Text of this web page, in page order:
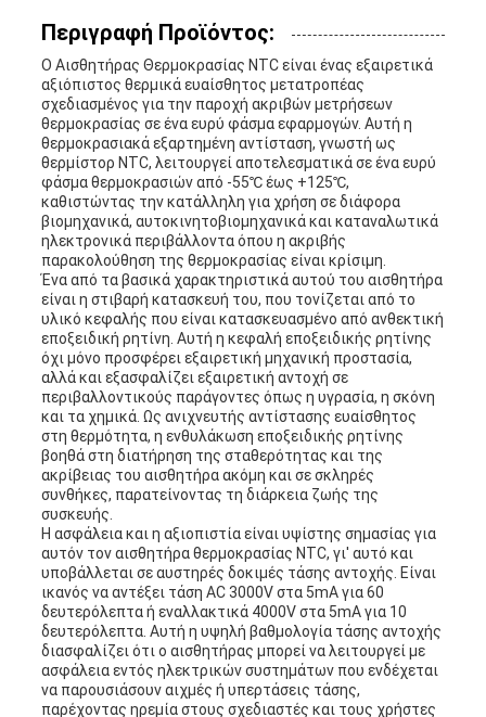
SITEMAP
PRIVACY
POLICY
Περιγραφή Προϊόντος:
Ο Αισθητήρας Θερμοκρασίας NTC είναι ένας εξαιρετικά
αξιόπιστος θερμικά ευαίσθητος μετατροπέας
σχεδιασμένος για την παροχή ακριβών μετρήσεων
θερμοκρασίας σε ένα ευρύ φάσμα εφαρμογών. Αυτή η
θερμοκρασιακά εξαρτημένη αντίσταση, γνωστή ως
θερμίστορ NTC, λειτουργεί αποτελεσματικά σε ένα ευρύ
φάσμα θερμοκρασιών από -55℃ έως +125℃,
καθιστώντας την κατάλληλη για χρήση σε διάφορα
βιομηχανικά, αυτοκινητοβιομηχανικά και καταναλωτικά
ηλεκτρονικά περιβάλλοντα όπου η ακριβής
παρακολούθηση της θερμοκρασίας είναι κρίσιμη.
Ένα από τα βασικά χαρακτηριστικά αυτού του αισθητήρα
είναι η στιβαρή κατασκευή του, που τονίζεται από το
υλικό κεφαλής που είναι κατασκευασμένο από ανθεκτική
εποξειδική ρητίνη. Αυτή η κεφαλή εποξειδικής ρητίνης
όχι μόνο προσφέρει εξαιρετική μηχανική προστασία,
αλλά και εξασφαλίζει εξαιρετική αντοχή σε
περιβαλλοντικούς παράγοντες όπως η υγρασία, η σκόνη
και τα χημικά. Ως ανιχνευτής αντίστασης ευαίσθητος
στη θερμότητα, η ενθυλάκωση εποξειδικής ρητίνης
βοηθά στη διατήρηση της σταθερότητας και της
ακρίβειας του αισθητήρα ακόμη και σε σκληρές
συνθήκες, παρατείνοντας τη διάρκεια ζωής της
συσκευής.
Η ασφάλεια και η αξιοπιστία είναι υψίστης σημασίας για
αυτόν τον αισθητήρα θερμοκρασίας NTC, γι' αυτό και
υποβάλλεται σε αυστηρές δοκιμές τάσης αντοχής. Είναι
ικανός να αντέξει τάση AC 3000V στα 5mA για 60
δευτερόλεπτα ή εναλλακτικά 4000V στα 5mA για 10
δευτερόλεπτα. Αυτή η υψηλή βαθμολογία τάσης αντοχής
διασφαλίζει ότι ο αισθητήρας μπορεί να λειτουργεί με
ασφάλεια εντός ηλεκτρικών συστημάτων που ενδέχεται
να παρουσιάσουν αιχμές ή υπερτάσεις τάσης,
παρέχοντας ηρεμία στους σχεδιαστές και τους χρήστες